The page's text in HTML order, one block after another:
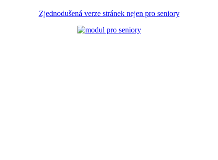
Zjednodušená verze stránek nejen pro seniory